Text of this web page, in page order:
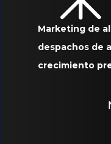
Marketing de
despachos de
crecimiento